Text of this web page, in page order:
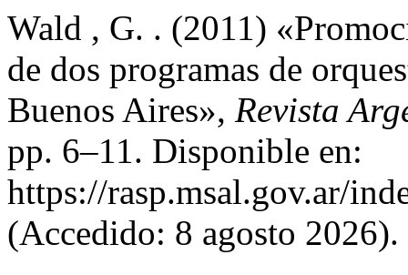
Wald , G. . (2011)
de dos programas de
Buenos Aires», Revista
pp. 6–11. Disponible en:
https://rasp.msal.gov.ar/
(Accedido: 8 agosto 2026).